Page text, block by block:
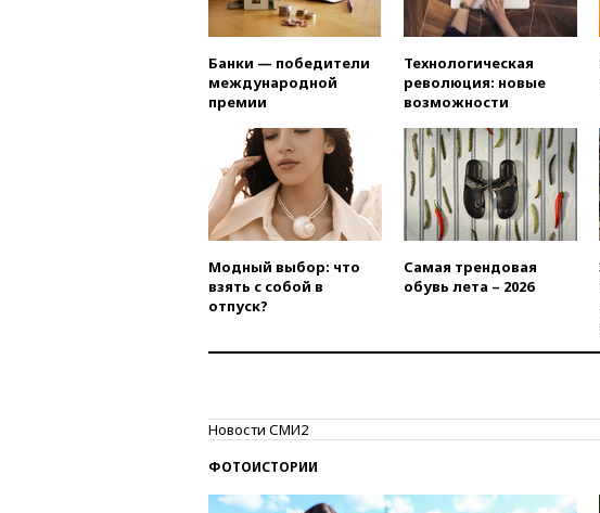
Банки — победители
международной
премии
Технологическая
революция: новые
возможности
Модный выбор: что
взять с собой в
отпуск?
Самая трендовая
обувь лета – 2026
Новости СМИ2
ФОТОИСТОРИИ